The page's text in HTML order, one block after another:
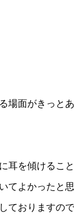
場面がきっと
耳を傾けるこ
てよかったと
ておりますの